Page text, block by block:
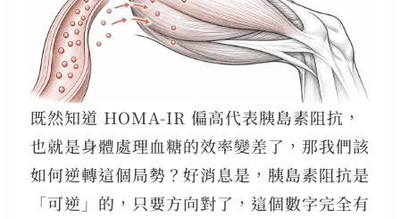
既然知道 HOMA-IR 偏高代表胰島素阻抗，
也就是身體處理血糖的效率變差了，那我們該
如何逆轉這個局勢？好消息是，胰島素阻抗是
「可逆」的，只要方向對了，這個數字完全有